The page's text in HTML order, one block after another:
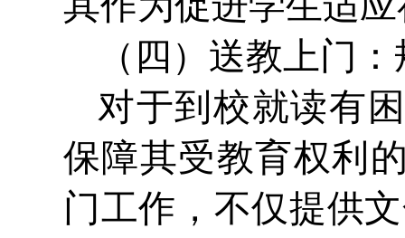
（四）送教上门
对于到校就读有
保障其受教育权利
门工作，不仅提供